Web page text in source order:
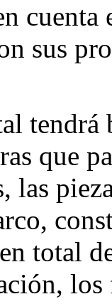
cuenta
sus
tendrá
que
las
total